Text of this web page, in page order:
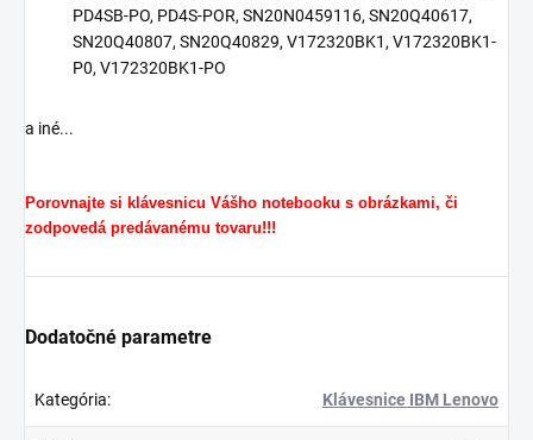
PD4SB-PO, PD4S-POR, SN20N0459116, SN20Q40617,
SN20Q40807, SN20Q40829, V172320BK1, V172320BK1-
P0, V172320BK1-PO
a iné...
Porovnajte si klávesnicu Vášho notebooku s obrázkami, či
zodpovedá predávanému tovaru!!!
Dodatočné parametre
Kategória: Klávesnice IBM Lenovo